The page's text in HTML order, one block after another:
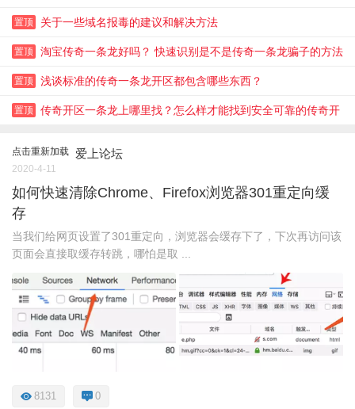
置顶 关于一些域名报毒的建议和解决方法
置顶 淘宝传奇一条龙好吗？ 快速识别是不是传奇一条龙骗子的方法
置顶 浅谈标准的传奇一条龙开区都包含哪些东西？
置顶 传奇开区一条龙上哪里找？怎么样才能找到安全可靠的传奇开
点击重新加载 爱上论坛
2020-4-11
如何快速清除Chrome、Firefox浏览器301重定向缓
存
当我们给网页设置了301重定向，浏览器会缓存下了，下次再访问该
页面会直接取缓存转跳，哪怕是取 ...
8131 0